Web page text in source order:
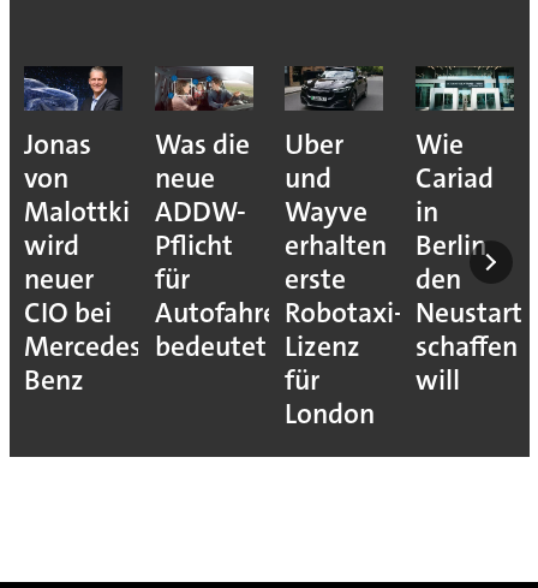
Jonas
von
Malottki
wird
neuer
CIO bei
Mercedes-
Benz
Was die
neue
ADDW-
Pflicht
für
Autofahrer
bedeutet
Uber
und
Wayve
erhalten
erste
Robotaxi-
Lizenz
für
London
Wie
Cariad
in
Berlin
den
Neustart
schaffen
will